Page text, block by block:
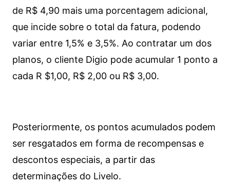
de R$ 4,90 mais uma porcentagem adicional,
que incide sobre o total da fatura, podendo
variar entre 1,5% e 3,5%. Ao contratar um dos
planos, o cliente Digio pode acumular 1 ponto a
cada R $1,00, R$ 2,00 ou R$ 3,00.
Posteriormente, os pontos acumulados podem
ser resgatados em forma de recompensas e
descontos especiais, a partir das
determinações do Livelo.